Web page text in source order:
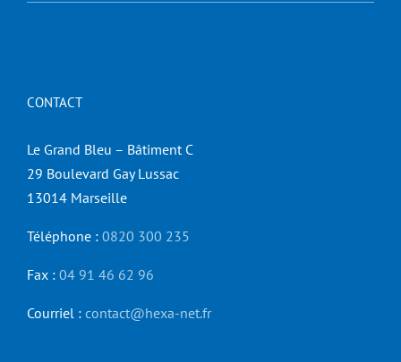
CONTACT
Le Grand Bleu – Bâtiment C
29 Boulevard Gay Lussac
13014 Marseille
Téléphone : 0820 300 235
Fax : 04 91 46 62 96
Courriel : contact@hexa-net.fr